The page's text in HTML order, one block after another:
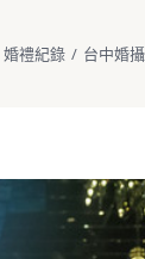
婚禮紀錄 / 台中婚